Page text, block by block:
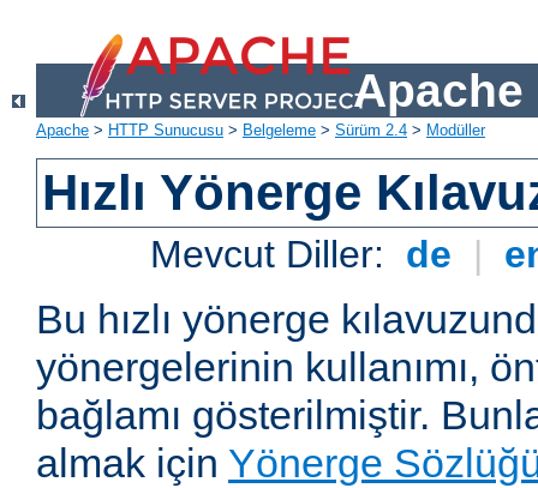
Apache
Apache > HTTP Sunucusu > Belgeleme > Sürüm 2.4 > Modüller
Hızlı Yönerge
Mevcut Diller: de |
Bu hızlı yönerge
yönergelerinin kullanımı,
bağlamı gösterilmiştir.
almak için Yönerge